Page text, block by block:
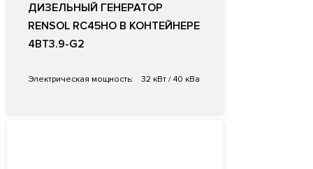
ДИЗЕЛЬНЫЙ ГЕНЕРАТОР
RENSOL RC45HO В КОНТЕЙНЕРЕ
4BT3.9-G2
Электрическая мощность: 32 кВт / 40 кВа